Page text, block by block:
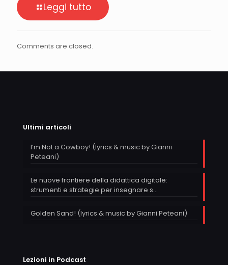
Leggi tutto
Comments are closed.
Ultimi articoli
I’m Not a Cowboy! (lyrics & music by Gianni
Peteani)
Le nuove frontiere della didattica digitale:
strumenti e strategie per insegnare s…
Golden Sand! (lyrics & music by Gianni Peteani)
Lezioni in Podcast